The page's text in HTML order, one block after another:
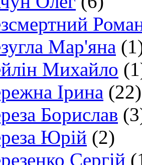
Мар'яна
Михайло
Ірина (22)
Борислав
Юрій (2)
Сергій